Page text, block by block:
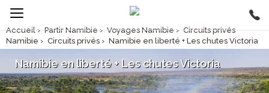
Accueil › Partir Namibie › Voyages Namibie › Circuits privés
Namibie › Circuits privés › Namibie en liberté + Les chutes Victoria
Namibie en liberté + Les chutes Victoria